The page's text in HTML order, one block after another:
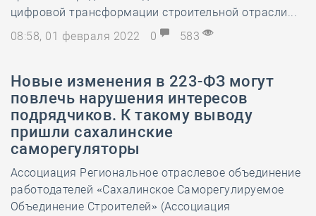
цифровой трансформации строительной отрасли...
08:58, 01 февраля 2022
0 583
Новые изменения в 223-ФЗ могут
повлечь нарушения интересов
подрядчиков. К такому выводу
пришли сахалинские
саморегуляторы
Ассоциация Региональное отраслевое объединение
работодателей «Сахалинское Саморегулируемое
Объединение Строителей» (Ассоциация